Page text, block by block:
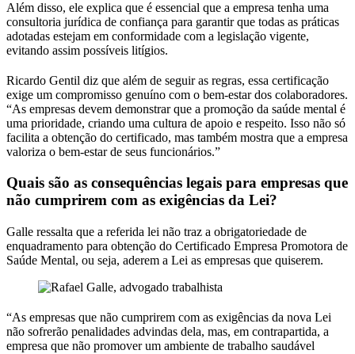
Além disso, ele explica que é essencial que a empresa tenha uma
consultoria jurídica de confiança para garantir que todas as práticas
adotadas estejam em conformidade com a legislação vigente,
evitando assim possíveis litígios.
Ricardo Gentil diz que além de seguir as regras, essa certificação
exige um compromisso genuíno com o bem-estar dos colaboradores.
“As empresas devem demonstrar que a promoção da saúde mental é
uma prioridade, criando uma cultura de apoio e respeito. Isso não só
facilita a obtenção do certificado, mas também mostra que a empresa
valoriza o bem-estar de seus funcionários.”
Quais são as consequências legais para empresas que
não cumprirem com as exigências da Lei?
Galle ressalta que a referida lei não traz a obrigatoriedade de
enquadramento para obtenção do Certificado Empresa Promotora de
Saúde Mental, ou seja, aderem a Lei as empresas que quiserem.
“As empresas que não cumprirem com as exigências da nova Lei
não sofrerão penalidades advindas dela, mas, em contrapartida, a
empresa que não promover um ambiente de trabalho saudável